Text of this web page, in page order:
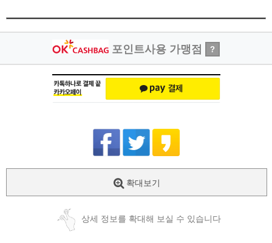
포인트사용 가맹점 ?
확대보기
상세 정보를 확대해 보실 수 있습니다